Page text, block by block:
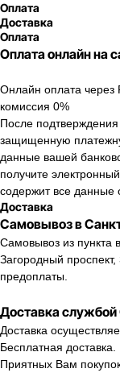
Оплата
Доставка
Оплата
Оплата онлайн на
Онлайн оплата
комиссия 0%
После
защищенную
данные вашей
получите
содержит все данные
Доставка
Самовывоз в
Самовывоз из пункта
Загородный
предоплаты.
Доставка
Доставка
Бесплатная доставка.
Приятных Вам
Каталог
О компании
Оплата и доставка
© 2026 New Balance
Политика
Возврат товара